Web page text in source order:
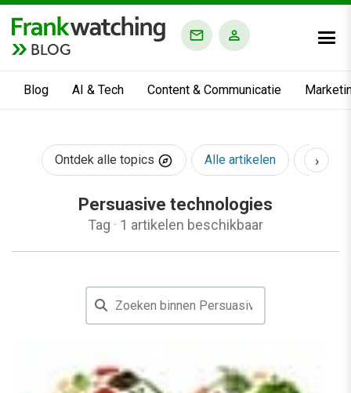
BLOG
Blog AI & Tech Content & Communicatie
Ontdek alle topics Alle artikelen AI &
›
Persuasive technologies
Tag · 1 artikelen beschikbaar